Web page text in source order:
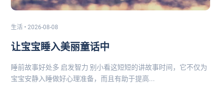
生活 • 2026-08-08
让宝宝睡入美丽童话中
睡前故事好处多 启发智力 别小看这短短的讲故事时间，它不仅为
宝宝安静入睡做好心理准备，而且有助于提高...